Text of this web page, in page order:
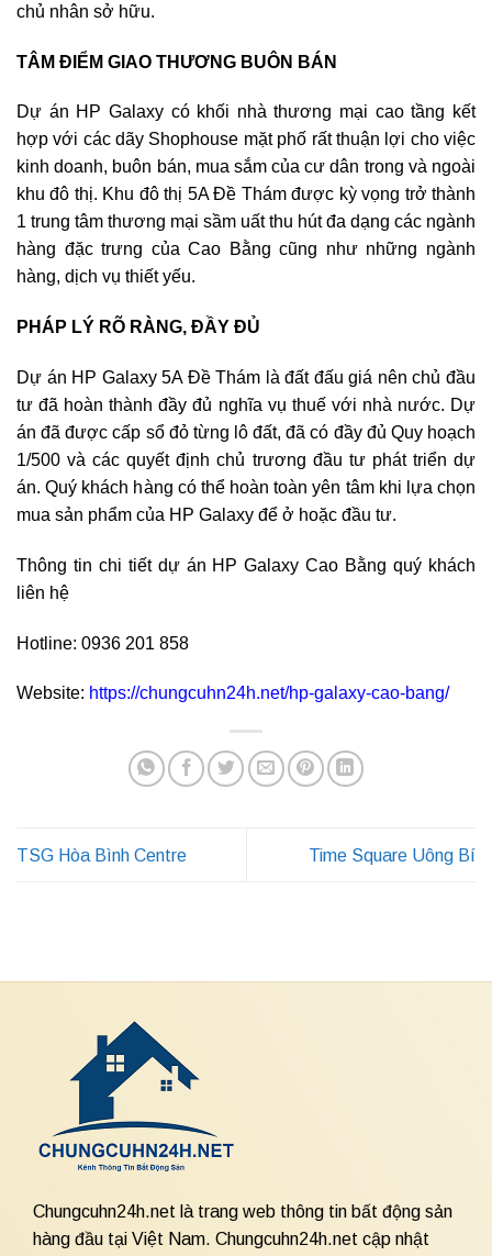
chủ nhân sở hữu.
TÂM ĐIỂM GIAO THƯƠNG BUÔN BÁN
Dự án HP Galaxy có khối nhà thương mại cao tầng kết
hợp với các dãy Shophouse mặt phố rất thuận lợi cho việc
kinh doanh, buôn bán, mua sắm của cư dân trong và ngoài
khu đô thị. Khu đô thị 5A Đề Thám được kỳ vọng trở thành
1 trung tâm thương mại sầm uất thu hút đa dạng các ngành
hàng đặc trưng của Cao Bằng cũng như những ngành
hàng, dịch vụ thiết yếu.
PHÁP LÝ RÕ RÀNG, ĐẦY ĐỦ
Dự án HP Galaxy 5A Đề Thám là đất đấu giá nên chủ đầu
tư đã hoàn thành đầy đủ nghĩa vụ thuế với nhà nước. Dự
án đã được cấp sổ đỏ từng lô đất, đã có đầy đủ Quy hoạch
1/500 và các quyết định chủ trương đầu tư phát triển dự
án. Quý khách hàng có thể hoàn toàn yên tâm khi lựa chọn
mua sản phẩm của HP Galaxy để ở hoặc đầu tư.
Thông tin chi tiết dự án HP Galaxy Cao Bằng quý khách
liên hệ
Hotline: 0936 201 858
Website: https://chungcuhn24h.net/hp-galaxy-cao-bang/
TSG Hòa Bình Centre Time Square Uông Bí
Chungcuhn24h.net là trang web thông tin bất động sản
hàng đầu tại Việt Nam. Chungcuhn24h.net cập nhật